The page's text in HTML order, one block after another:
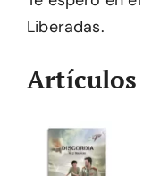
Liberadas.
Artículos